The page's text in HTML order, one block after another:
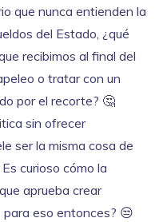
que nunca entienden la
del Estado, ¿qué
recibimos al final del
o tratar con un
por el recorte? 🤔
sin ofrecer
ser la misma cosa de
curioso cómo la
aprueba crear
eso entonces? 😒